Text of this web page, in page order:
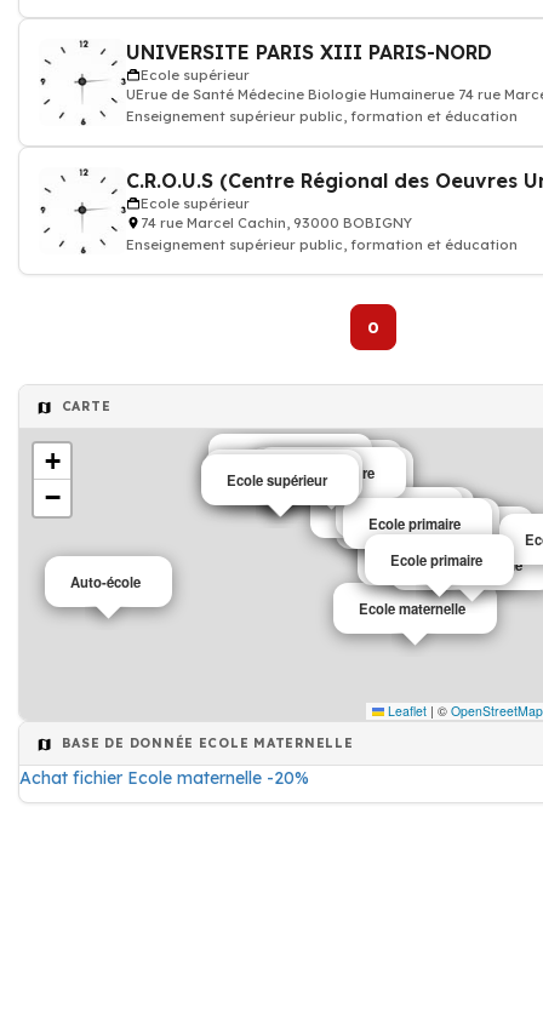
UNIVERSITE PARIS XIII PARIS-NORD
Ecole supérieur
UErue de Santé Médecine Biologie Humainerue 74 rue
Enseignement supérieur public, formation et éducation
Ecole supérieur
74 rue Marcel Cachin, 93000 BOBIGNY
Enseignement supérieur public, formation et éducation
0
CARTE
Ecole maternelle
Ecole maternelle
Ecole maternelle
Ecole maternelle
Ecole maternelle
Ecole maternelle
Ecole maternelle
Ecole maternelle
Ecole maternelle
Ecole maternelle
Ecole
Auto-école
Auto-école
Ecole primaire
Ecole primaire
Ecole primaire
Ecole supérieur
Ecole supérieur
+
−
Leaflet | © OpenStreetMap
BASE DE DONNÉE ECOLE MATERNELLE
Achat fichier Ecole maternelle -20%